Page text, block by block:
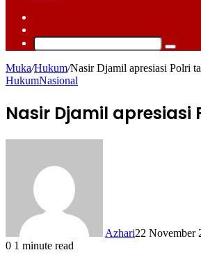
skin
Cari
Muka/Hukum/Nasir Djamil apresiasi Polri
HukumNasional
Nasir Djamil
Azhari22 November
0 1 minute read